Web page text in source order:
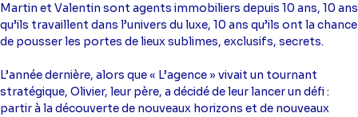
Martin et Valentin sont agents immobiliers depuis 10 ans, 10 ans
qu’ils travaillent dans l’univers du luxe, 10 ans qu’ils ont la chance
de pousser les portes de lieux sublimes, exclusifs, secrets.
L’année dernière, alors que « L’agence » vivait un tournant
stratégique, Olivier, leur père, a décidé de leur lancer un défi :
partir à la découverte de nouveaux horizons et de nouveaux